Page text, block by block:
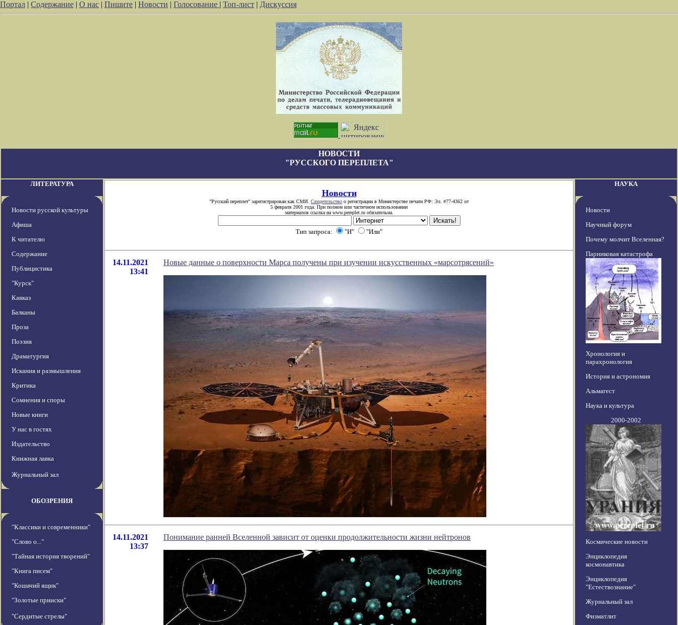
Портал | Содержание | О нас | Пишите | Новости | Голосование | Топ-лист | Дискуссия
НОВОСТИ
"РУССКОГО ПЕРЕПЛЕТА"
ЛИТЕРАТУРА
Новости русской культуры
Афиша
К читателю
Содержание
Публицистика
"Курск"
Кавказ
Балканы
Проза
Поэзия
Драматургия
Искания и размышления
Критика
Сомнения и споры
Новые книги
У нас в гостях
Издательство
Книжная лавка
Журнальный зал
ОБОЗРЕНИЯ
"Классики и современники"
"Слово о..."
"Тайная история творений"
"Книга писем"
"Кошачий ящик"
"Золотые прииски"
"Сердитые стрелы"
Новости
"Русский переплет" зарегистрирован как СМИ. Свидетельство о регистрации в Министерстве печати РФ: Эл. #77-4362 от
5 февраля 2001 года. При полном или частичном использовании
материалов ссылка на www.pereplet.ru обязательна.
Тип запроса: "И" "Или"
14.11.2021
13:41
Новые данные о поверхности Марса получены при изучении искусственных «марсотрясений»
14.11.2021
13:37
Понимание ранней Вселенной зависит от оценки продолжительности жизни нейтронов
НАУКА
Новости
Научный форум
Почему молчит Вселенная?
Парниковая катастрофа
Хронология и
парахронология
История и астрономия
Альмагест
Наука и культура
2000-2002
Космические новости
Энциклопедия
космонавтика
Энциклопедия
"Естествознание"
Журнальный зал
Физматлит